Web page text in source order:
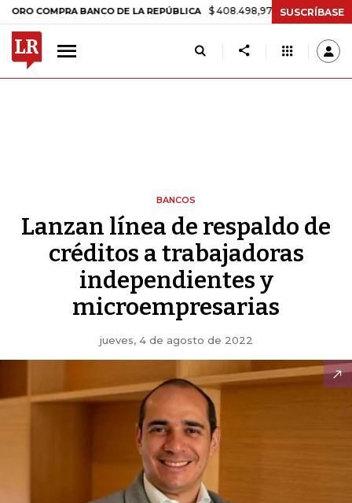
BANCO DE LA REPÚBLICA $ 408.498,97 +$ 8.753,81 +2,19%
SUSCRÍBASE
BANCOS
Lanzan línea de respaldo de
créditos a trabajadoras
independientes y
microempresarias
jueves, 4 de agosto de 2022